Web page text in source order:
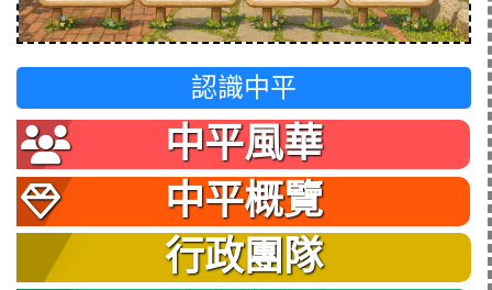
認識中平
中平風華
中平概覽
行政團隊